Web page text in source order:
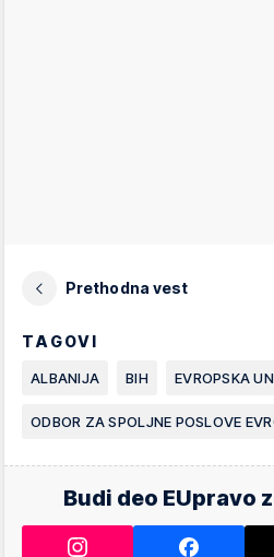
Prethodna vest
TAGOVI
ALBANIJA BIH EVROPSKA
ODBOR ZA SPOLJNE POSLOVE
Budi deo EUpravo